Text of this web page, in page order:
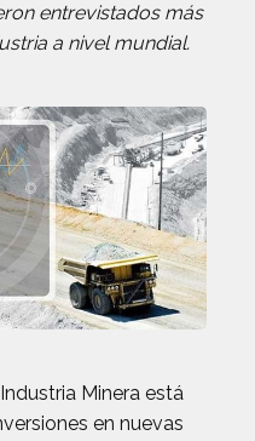
entrevistados más
a nivel mundial.
Minera está
en nuevas